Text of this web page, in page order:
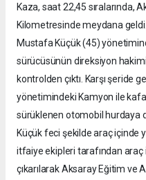
Kaza, saat 22,45 sıralarında,
Kilometresinde meydana
Mustafa Küçük (45)
sürücüsünün direksiyon
kontrolden çıktı. Karşı şeride
yönetimindeki Kamyon ile
sürüklenen otomobil hurdaya
Küçük feci şekilde araç içinde
itfaiye ekipleri tarafından araç
çıkarılarak Aksaray Eğitim ve